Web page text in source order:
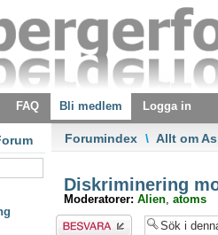
FAQ Bli medlem Logga in
Forumindex \ Allt om
Diskriminering
Moderatorer: Alien, atoms
Besvara